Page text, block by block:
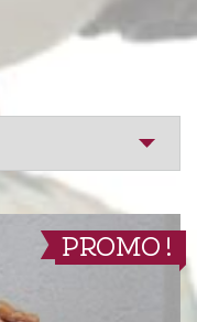
PROMO !